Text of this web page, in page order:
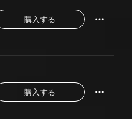
購入する
購入する